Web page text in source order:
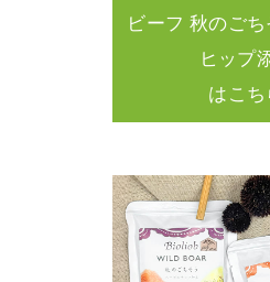
ビーフ 秋のご
ヒップ
はこち